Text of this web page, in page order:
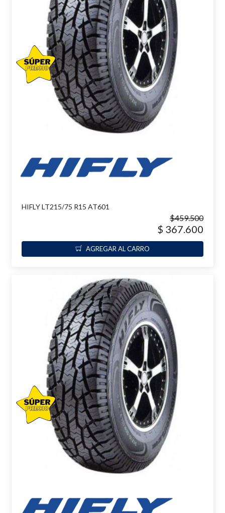
HIFLY LT215/75 R15 AT601
$459.500
$ 367.600
AGREGAR AL CARRO